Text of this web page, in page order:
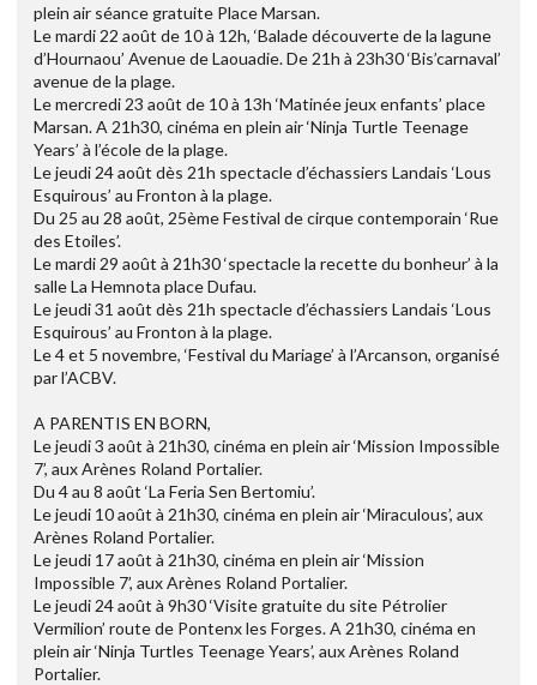
plein air séance gratuite Place Marsan.
Le mardi 22 août de 10 à 12h, ‘Balade découverte de la lagune
d’Hournaou’ Avenue de Laouadie. De 21h à 23h30 ‘Bis’carnaval’
avenue de la plage.
Le mercredi 23 août de 10 à 13h ‘Matinée jeux enfants’ place
Marsan. A 21h30, cinéma en plein air ‘Ninja Turtle Teenage
Years’ à l’école de la plage.
Le jeudi 24 août dès 21h spectacle d’échassiers Landais ‘Lous
Esquirous’ au Fronton à la plage.
Du 25 au 28 août, 25ème Festival de cirque contemporain ‘Rue
des Etoiles’.
Le mardi 29 août à 21h30 ‘spectacle la recette du bonheur’ à la
salle La Hemnota place Dufau.
Le jeudi 31 août dès 21h spectacle d’échassiers Landais ‘Lous
Esquirous’ au Fronton à la plage.
Le 4 et 5 novembre, ‘Festival du Mariage’ à l’Arcanson, organisé
par l’ACBV.
A PARENTIS EN BORN,
Le jeudi 3 août à 21h30, cinéma en plein air ‘Mission Impossible
7’, aux Arènes Roland Portalier.
Du 4 au 8 août ‘La Feria Sen Bertomiu’.
Le jeudi 10 août à 21h30, cinéma en plein air ‘Miraculous’, aux
Arènes Roland Portalier.
Le jeudi 17 août à 21h30, cinéma en plein air ‘Mission
Impossible 7’, aux Arènes Roland Portalier.
Le jeudi 24 août à 9h30 ‘Visite gratuite du site Pétrolier
Vermilion’ route de Pontenx les Forges. A 21h30, cinéma en
plein air ‘Ninja Turtles Teenage Years’, aux Arènes Roland
Portalier.